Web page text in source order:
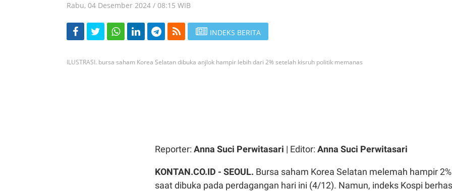
Rabu, 04 Desember 2024 / 08:15 WIB
INDEKS BERITA
ILUSTRASI. bursa saham Korea Selatan dibuka anjlok hampir lebih dari 2% setelah kisruh politik memanas
Reporter: Anna Suci Perwitasari | Editor: Anna Suci Perwitasari
KONTAN.CO.ID - SEOUL. Bursa saham Korea Selatan melemah hampir 2%
saat dibuka pada perdagangan hari ini (4/12). Namun, indeks Kospi